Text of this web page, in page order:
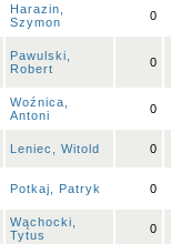
Harazin,
Szymon
0
Pawulski,
Robert
0
Woźnica,
Antoni
0
Leniec, Witold 0
Potkaj, Patryk 0
Wąchocki,
Tytus
0